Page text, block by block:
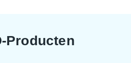
Producten